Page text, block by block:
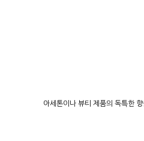
아세톤이나 뷰티 제품의 독특한